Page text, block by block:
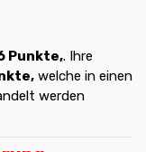
Punkte,. Ihre
welche in einen
werden